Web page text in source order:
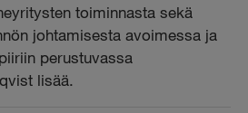
toiminnasta sekä
johtamisesta avoimessa ja
perustuvassa
lisää.